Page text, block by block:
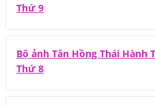
Thứ 9
Bộ ảnh Tân Hồng Thái Hành
Thứ 8